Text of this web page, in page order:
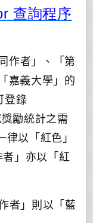
查詢程序
作者」、「第
嘉義大學」的
登錄
勵統計之需
以「紅色」
」亦以「紅
者」則以「藍